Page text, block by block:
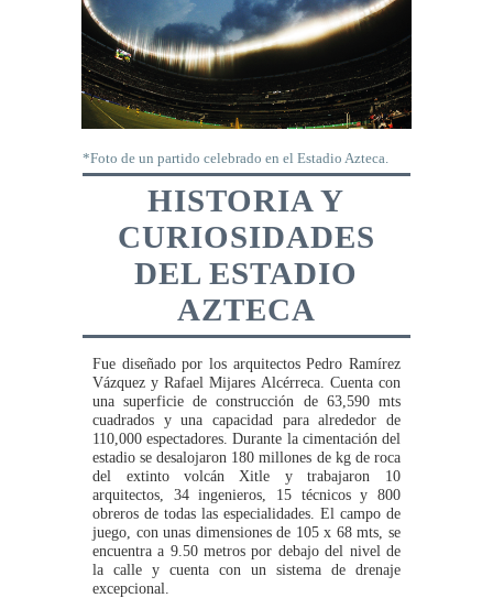
*Foto de un partido celebrado en el Estadio Azteca.
HISTORIA Y
CURIOSIDADES
DEL ESTADIO
AZTECA
Fue diseñado por los arquitectos Pedro Ramírez
Vázquez y Rafael Mijares Alcérreca. Cuenta con
una superficie de construcción de 63,590 mts
cuadrados y una capacidad para alrededor de
110,000 espectadores. Durante la cimentación del
estadio se desalojaron 180 millones de kg de roca
del extinto volcán Xitle y trabajaron 10
arquitectos, 34 ingenieros, 15 técnicos y 800
obreros de todas las especialidades. El campo de
juego, con unas dimensiones de 105 x 68 mts, se
encuentra a 9.50 metros por debajo del nivel de
la calle y cuenta con un sistema de drenaje
excepcional.